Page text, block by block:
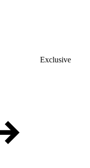
Exclusive